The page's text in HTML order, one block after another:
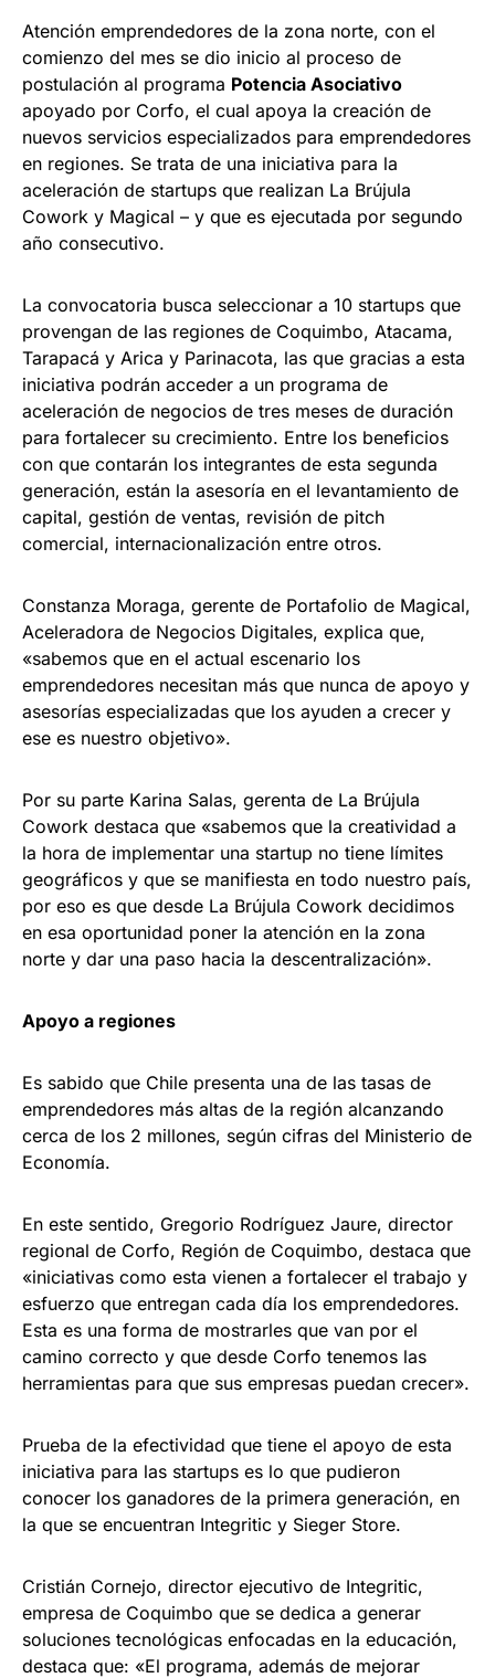
Atención emprendedores de la zona norte, con el
comienzo del mes se dio inicio al proceso de
postulación al programa Potencia Asociativo
apoyado por Corfo, el cual apoya la creación de
nuevos servicios especializados para emprendedores
en regiones. Se trata de una iniciativa para la
aceleración de startups que realizan La Brújula
Cowork y Magical – y que es ejecutada por segundo
año consecutivo.
La convocatoria busca seleccionar a 10 startups que
provengan de las regiones de Coquimbo, Atacama,
Tarapacá y Arica y Parinacota, las que gracias a esta
iniciativa podrán acceder a un programa de
aceleración de negocios de tres meses de duración
para fortalecer su crecimiento. Entre los beneficios
con que contarán los integrantes de esta segunda
generación, están la asesoría en el levantamiento de
capital, gestión de ventas, revisión de pitch
comercial, internacionalización entre otros.
Constanza Moraga, gerente de Portafolio de Magical,
Aceleradora de Negocios Digitales, explica que,
«sabemos que en el actual escenario los
emprendedores necesitan más que nunca de apoyo y
asesorías especializadas que los ayuden a crecer y
ese es nuestro objetivo».
Por su parte Karina Salas, gerenta de La Brújula
Cowork destaca que «sabemos que la creatividad a
la hora de implementar una startup no tiene límites
geográficos y que se manifiesta en todo nuestro país,
por eso es que desde La Brújula Cowork decidimos
en esa oportunidad poner la atención en la zona
norte y dar una paso hacia la descentralización».
Apoyo a regiones
Es sabido que Chile presenta una de las tasas de
emprendedores más altas de la región alcanzando
cerca de los 2 millones, según cifras del Ministerio de
Economía.
En este sentido, Gregorio Rodríguez Jaure, director
regional de Corfo, Región de Coquimbo, destaca que
«iniciativas como esta vienen a fortalecer el trabajo y
esfuerzo que entregan cada día los emprendedores.
Esta es una forma de mostrarles que van por el
camino correcto y que desde Corfo tenemos las
herramientas para que sus empresas puedan crecer».
Prueba de la efectividad que tiene el apoyo de esta
iniciativa para las startups es lo que pudieron
conocer los ganadores de la primera generación, en
la que se encuentran Integritic y Sieger Store.
Cristián Cornejo, director ejecutivo de Integritic,
empresa de Coquimbo que se dedica a generar
soluciones tecnológicas enfocadas en la educación,
destaca que: «El programa, además de mejorar